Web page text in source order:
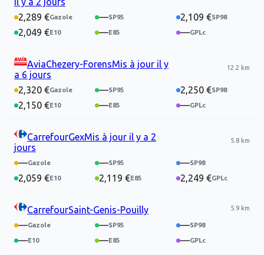
2,289 €
—
2,109 €
2,049 €
— —
AviaChezery-ForensMis à jour il y
a 6 jours
12.2 km
2,320 € —
2,250 €
2,150 €
— —
CarrefourGexMis à jour il y a 2
jours
5.8 km
— —
—
2,059 €
2,119 € 2,249 €
CarrefourSaint-Genis-Pouilly 5.9 km
— —
—
—
— —